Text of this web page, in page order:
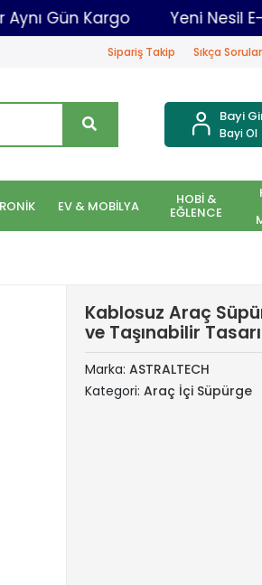
Kadar Aynı Gün Kargo
Sipariş Takip Sıkça
Bayi
Bayi Ol
EV & MOBİLYA HOBİ &
EĞLENCE
Kablosuz Araç
ve Taşınabilir
Marka:ASTRALTECH
Kategori:Araç İçi Süpürge